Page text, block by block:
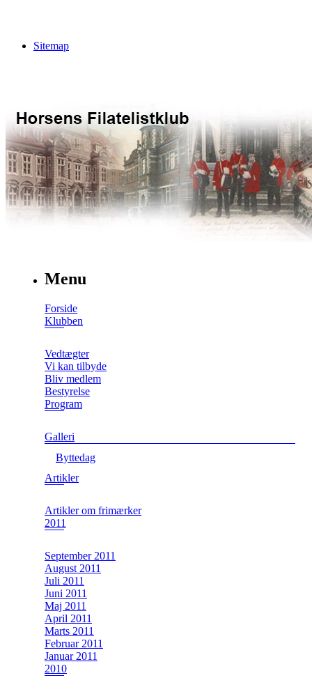
Sitemap
Menu
Forside
Klubben
Vedtægter
Vi kan tilbyde
Bliv medlem
Bestyrelse
Program
Galleri
Byttedag
Artikler
Artikler om frimærker
2011
September 2011
August 2011
Juli 2011
Juni 2011
Maj 2011
April 2011
Marts 2011
Februar 2011
Januar 2011
2010